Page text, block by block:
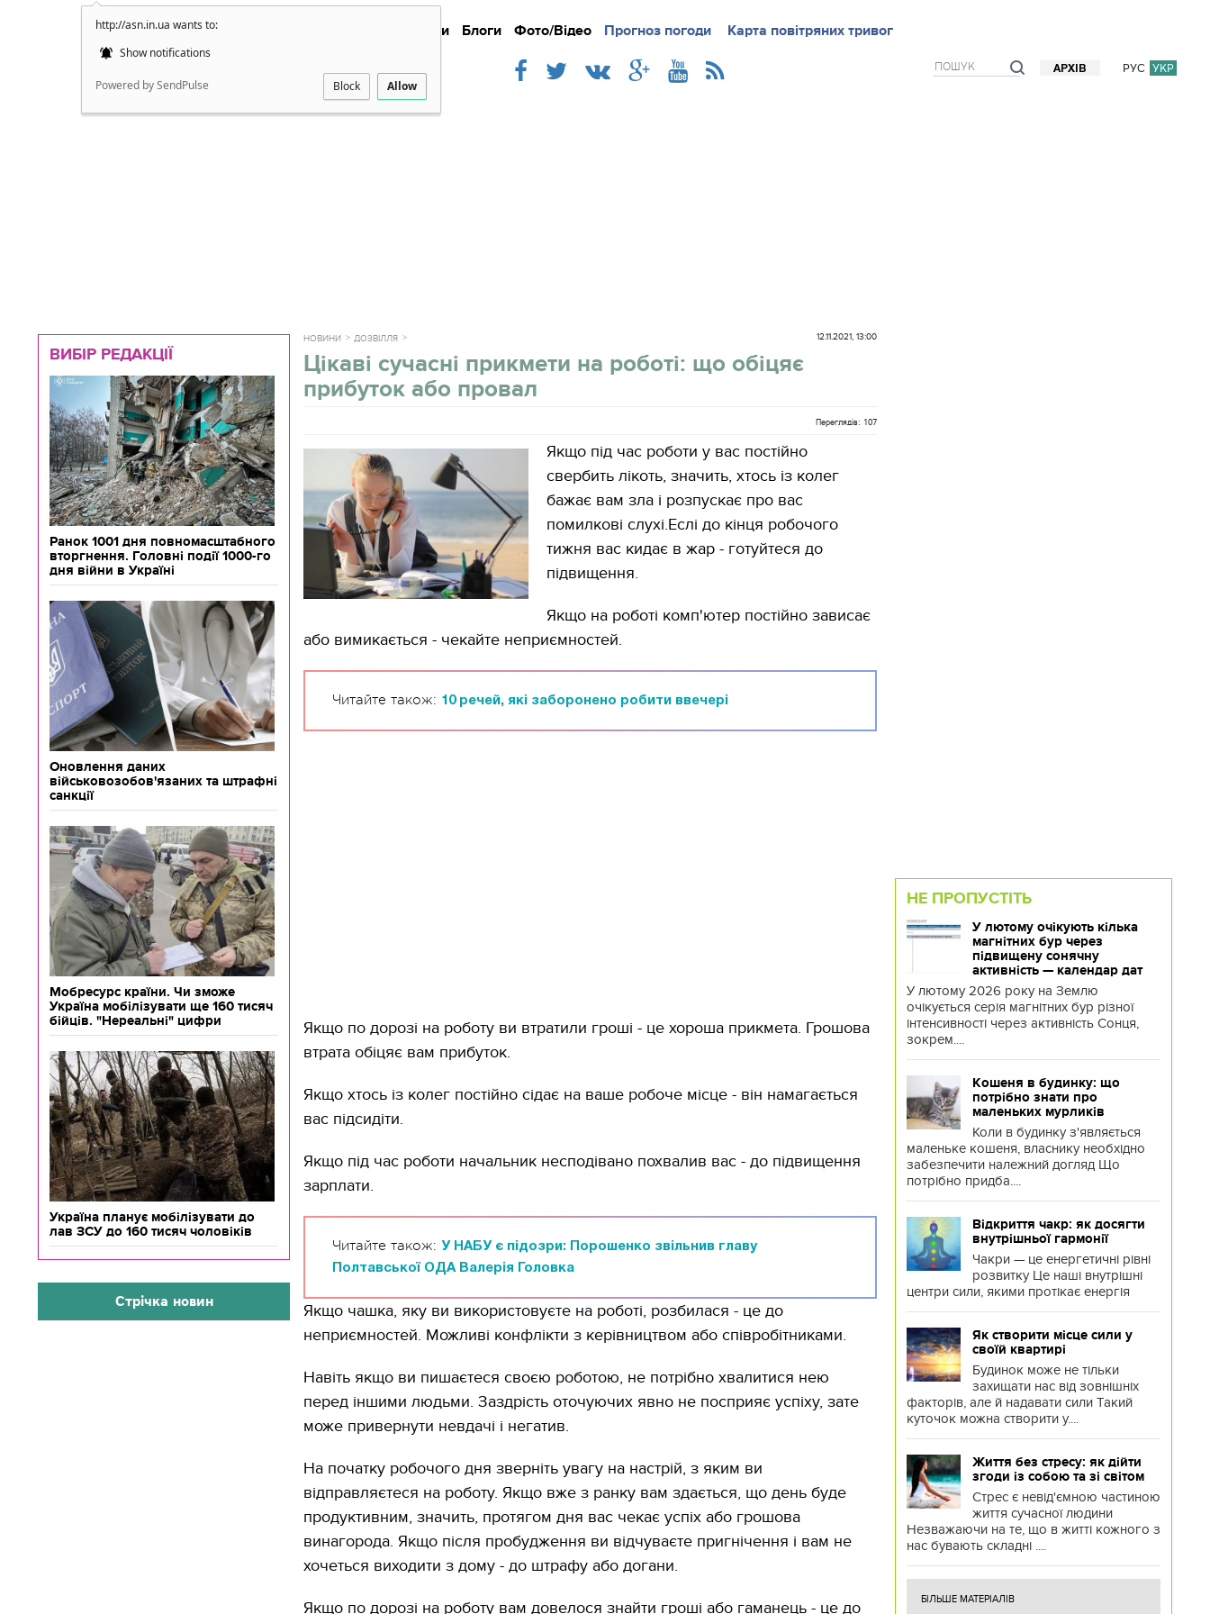
http://asn.in.ua wants to:
Show notifications
Powered by SendPulse Block Allow
Новини Блоги Фото/Відео Прогноз погоди Карта повітряних тривог
РУС УКР
АРХІВ
Докладно Новини Iнтерв`ю Блоги
ВИБІР РЕДАКЦІЇ
Ранок 1001 дня повномасштабного
вторгнення. Головні події 1000-го
дня війни в Україні
Оновлення даних
військовозобов'язаних та штрафні
санкції
Мобресурс країни. Чи зможе
Україна мобілізувати ще 160 тисяч
бійців. "Нереальні" цифри
Україна планує мобілізувати до
лав ЗСУ до 160 тисяч чоловіків
Стрічка новин
НОВИНИ ДОЗВІЛЛЯ 12.11.2021, 13:00
Цікаві сучасні прикмети на роботі: що обіцяє
прибуток або провал
Переглядів: 107
Якщо під час роботи у вас постійно
свербить лікоть, значить, хтось із колег
бажає вам зла і розпускає про вас
помилкові слухі.Еслі до кінця робочого
тижня вас кидає в жар - готуйтеся до
підвищення.
Якщо на роботі комп'ютер постійно зависає
або вимикається - чекайте неприємностей.
Читайте також: 10 речей, які заборонено робити ввечері
Якщо по дорозі на роботу ви втратили гроші - це хороша прикмета. Грошова
втрата обіцяє вам прибуток.
Якщо хтось із колег постійно сідає на ваше робоче місце - він намагається
вас підсидіти.
Якщо під час роботи начальник несподівано похвалив вас - до підвищення
зарплати.
Читайте також: У НАБУ є підозри: Порошенко звільнив главу
Полтавської ОДА Валерія Головка
Якщо чашка, яку ви використовуєте на роботі, розбилася - це до
неприємностей. Можливі конфлікти з керівництвом або співробітниками.
Навіть якщо ви пишаєтеся своєю роботою, не потрібно хвалитися нею
перед іншими людьми. Заздрість оточуючих явно не посприяє успіху, зате
може привернути невдачі і негатив.
На початку робочого дня зверніть увагу на настрій, з яким ви
відправляєтеся на роботу. Якщо вже з ранку вам здається, що день буде
продуктивним, значить, протягом дня вас чекає успіх або грошова
винагорода. Якщо після пробудження ви відчуваєте пригнічення і вам не
хочеться виходити з дому - до штрафу або догани.
Якщо по дорозі на роботу вам довелося знайти гроші або гаманець - це до
НЕ ПРОПУСТІТЬ
У лютому очікують кілька
магнітних бур через
підвищену сонячну
активність — календар дат
У лютому 2026 року на Землю
очікується серія магнітних бур різної
інтенсивності через активність Сонця,
зокрем....
Кошеня в будинку: що
потрібно знати про
маленьких мурликів
Коли в будинку з'являється
маленьке кошеня, власнику необхідно
забезпечити належний догляд Що
потрібно придба....
Відкриття чакр: як досягти
внутрішньої гармонії
Чакри — це енергетичні рівні
розвитку Це наші внутрішні
центри сили, якими протікає енергія
Як створити місце сили у
своїй квартирі
Будинок може не тільки
захищати нас від зовнішніх
факторів, але й надавати сили Такий
куточок можна створити у....
Життя без стресу: як дійти
згоди із собою та зі світом
Стрес є невід'ємною частиною
життя сучасної людини
Незважаючи на те, що в житті кожного з
нас бувають складні ....
БІЛЬШЕ МАТЕРІАЛІВ